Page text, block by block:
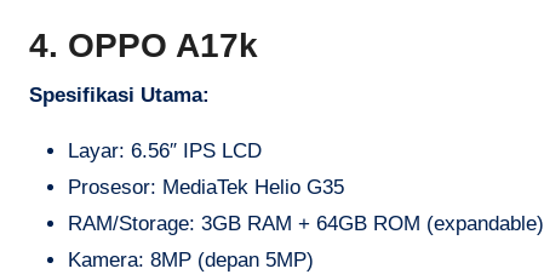
4. OPPO A17k
Spesifikasi Utama:
Layar: 6.56″ IPS LCD
Prosesor: MediaTek Helio G35
RAM/Storage: 3GB RAM + 64GB ROM (expandable)
Kamera: 8MP (depan 5MP)